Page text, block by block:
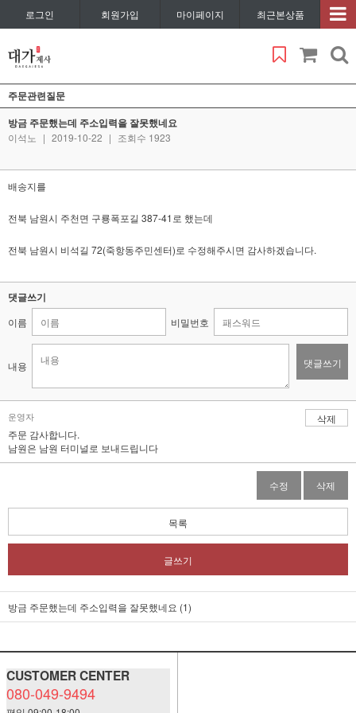
로그인 회원가입 마이페이지 최근본상품
주문관련질문
방금 주문했는데 주소입력을 잘못했네요
이석노 | 2019-10-22 | 조회수 1923
배송지를
전북 남원시 주천면 구룡폭포길 387-41로 했는데
전북 남원시 비석길 72(죽항동주민센터)로 수정해주시면 감사하겠습니다.
댓글쓰기
이름 비밀번호
내용 댓글쓰기
운영자
삭제
주문 감사합니다.
남원은 남원 터미널로 보내드립니다
수정 삭제
목록
글쓰기
방금 주문했는데 주소입력을 잘못했네요 (1)
CUSTOMER CENTER
080-049-9494